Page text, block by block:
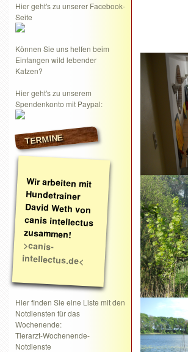
Hier geht's zu unserer Facebook-
Seite
Können Sie uns helfen beim
Einfangen wild lebender
Katzen?
Hier geht's zu unserem
Spendenkonto mit Paypal:
TERMINE
Wir arbeiten mit
Hundetrainer
David Weth von
canis intellectus
zusammen!
>canis-
intellectus.de<
Hier finden Sie eine Liste mit den
Notdiensten für das
Wochenende:
Tierarzt-Wochenende-
Notdienste